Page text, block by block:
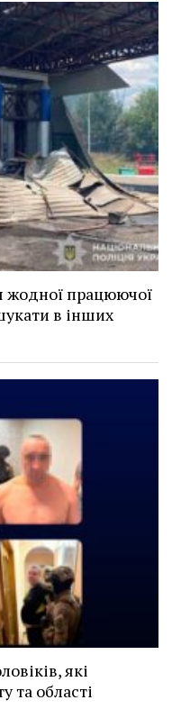
жодної працюючої
в інших
які
та області